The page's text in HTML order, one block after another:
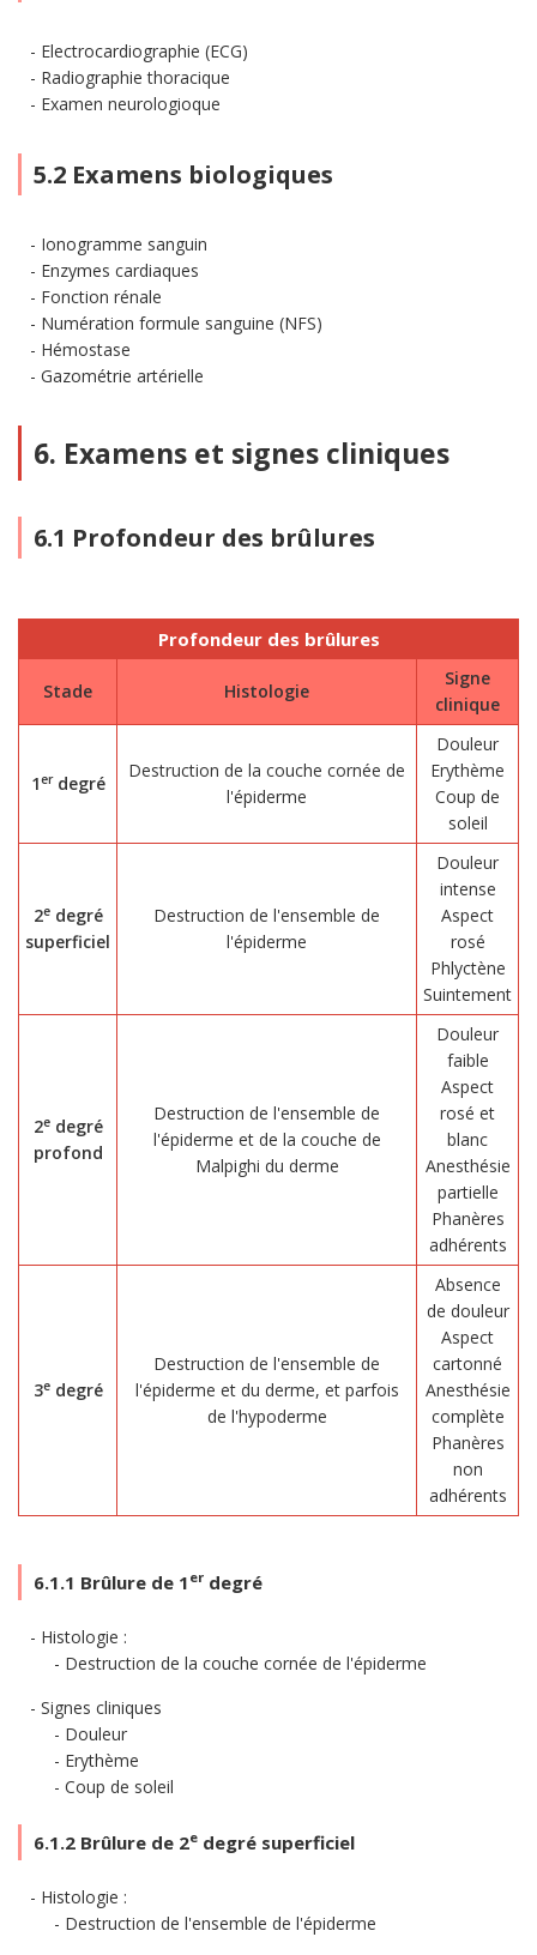
Electrocardiographie (ECG)
Radiographie thoracique
Examen neurologioque
5.2 Examens biologiques
Ionogramme sanguin
Enzymes cardiaques
Fonction rénale
Numération formule sanguine (NFS)
Hémostase
Gazométrie artérielle
6. Examens et signes cliniques
6.1 Profondeur des brûlures
Profondeur des brûlures
Stade Histologie
Signe
clinique
1erdegré
Destruction de la couche cornée de
l'épiderme
Douleur
Erythème
Coup de
soleil
2edegré
superficiel
Destruction de l'ensemble de
l'épiderme
Douleur
intense
Aspect
rosé
Phlyctène
Suintement
2edegré
profond
Destruction de l'ensemble de
l'épiderme et de la couche de
Malpighi du derme
Douleur
faible
Aspect
rosé et
blanc
Anesthésie
partielle
Phanères
adhérents
3edegré
Destruction de l'ensemble de
l'épiderme et du derme, et parfois
de l'hypoderme
Absence
de douleur
Aspect
cartonné
Anesthésie
complète
Phanères
non
adhérents
6.1.1 Brûlure de 1 er degré
Histologie :
Destruction de la couche cornée de l'épiderme
Signes cliniques
Douleur
Erythème
Coup de soleil
6.1.2 Brûlure de 2e degré superficiel
Histologie :
Destruction de l'ensemble de l'épiderme